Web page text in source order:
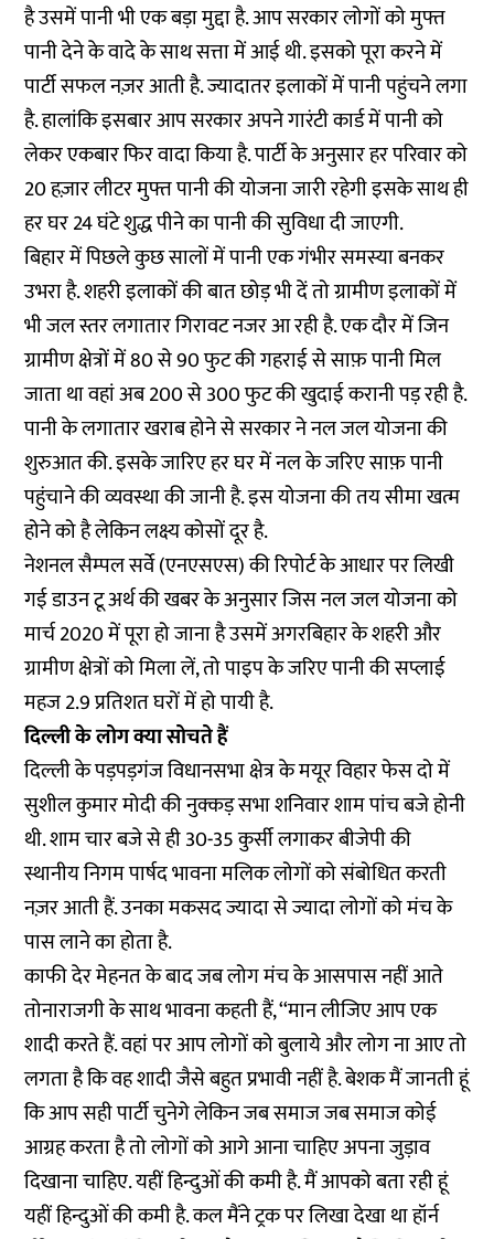
है उसमें पानी भी एक बड़ा मुद्दा है. आप सरकार लोगों को मुफ्त
पानी देने के वादे के साथ सत्ता में आई थी. इसको पूरा करने में
पार्टी सफल नज़र आती है. ज्यादातर इलाकों में पानी पहुंचने लगा
है. हालांकि इसबार आप सरकार अपने गारंटी कार्ड में पानी को
लेकर एकबार फिर वादा किया है. पार्टी के अनुसार हर परिवार को
20 हज़ार लीटर मुफ्त पानी की योजना जारी रहेगी इसके साथ ही
हर घर 24 घंटे शुद्ध पीने का पानी की सुविधा दी जाएगी.
बिहार में पिछले कुछ सालों में पानी एक गंभीर समस्या बनकर
उभरा है. शहरी इलाकों की बात छोड़ भी दें तो ग्रामीण इलाकों में
भी जल स्तर लगातार गिरावट नजर आ रही है. एक दौर में जिन
ग्रामीण क्षेत्रों में 80 से 90 फुट की गहराई से साफ़ पानी मिल
जाता था वहां अब 200 से 300 फुट की खुदाई करानी पड़ रही है.
पानी के लगातार खराब होने से सरकार ने नल जल योजना की
शुरुआत की. इसके जारिए हर घर में नल के जरिए साफ़ पानी
पहुंचाने की व्यवस्था की जानी है. इस योजना की तय सीमा खत्म
होने को है लेकिन लक्ष्य कोसों दूर है.
नेशनल सैम्पल सर्वे (एनएसएस) की रिपोर्ट के आधार पर लिखी
गई डाउन टू अर्थ की खबर के अनुसार जिस नल जल योजना को
मार्च 2020 में पूरा हो जाना है उसमें अगरबिहार के शहरी और
ग्रामीण क्षेत्रों को मिला लें, तो पाइप के जरिए पानी की सप्लाई
महज 2.9 प्रतिशत घरों में हो पायी है.
दिल्ली के लोग क्या सोचते हैं
दिल्ली के पड़पड़गंज विधानसभा क्षेत्र के मयूर विहार फेस दो में
सुशील कुमार मोदी की नुक्कड़ सभा शनिवार शाम पांच बजे होनी
थी. शाम चार बजे से ही 30-35 कुर्सी लगाकर बीजेपी की
स्थानीय निगम पार्षद भावना मलिक लोगों को संबोधित करती
नज़र आती हैं. उनका मकसद ज्यादा से ज्यादा लोगों को मंच के
पास लाने का होता है.
काफी देर मेहनत के बाद जब लोग मंच के आसपास नहीं आते
तोनाराजगी के साथ भावना कहती हैं, ‘‘मान लीजिए आप एक
शादी करते हैं. वहां पर आप लोगों को बुलाये और लोग ना आए तो
लगता है कि वह शादी जैसे बहुत प्रभावी नहीं है. बेशक मैं जानती हूं
कि आप सही पार्टी चुनेगे लेकिन जब समाज जब समाज कोई
आग्रह करता है तो लोगों को आगे आना चाहिए अपना जुड़ाव
दिखाना चाहिए. यहीं हिन्दुओं की कमी है. मैं आपको बता रही हूं
यहीं हिन्दुओं की कमी है. कल मैंने ट्रक पर लिखा देखा था हॉर्न